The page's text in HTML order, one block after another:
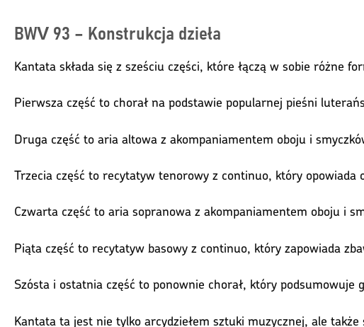
BWV 93 – Konstrukcja dzieła
Kantata składa się z sześciu części, które łączą w sobie różne
Pierwsza część to chorał na podstawie popularnej pieśni
Druga część to aria altowa z akompaniamentem oboju i
Trzecia część to recytatyw tenorowy z continuo, który opowiada
Czwarta część to aria sopranowa z akompaniamentem oboju i
Piąta część to recytatyw basowy z continuo, który zapowiada
Szósta i ostatnia część to ponownie chorał, który
Kantata ta jest nie tylko arcydziełem sztuki muzycznej, ale